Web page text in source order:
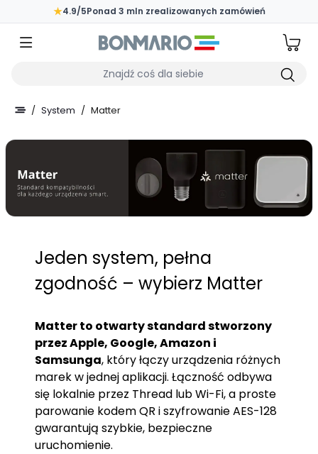
Przejdź do głównej zawartości strony
★4.9/5Ponad 3 mln zrealizowanych zamówień
Wpisz czego szukasz
/ System / Matter
Jeden system, pełna
zgodność – wybierz Matter
Matter to otwarty standard stworzony
przez Apple, Google, Amazon i
Samsunga, który łączy urządzenia różnych
marek w jednej aplikacji. Łączność odbywa
się lokalnie przez Thread lub Wi-Fi, a proste
parowanie kodem QR i szyfrowanie AES-128
gwarantują szybkie, bezpieczne
uruchomienie.